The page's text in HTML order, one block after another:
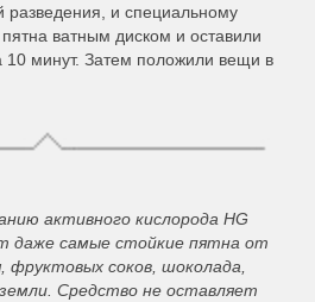
и специальному
пятна ватным диском и оставили
10 минут. Затем положили вещи в
активного кислорода HG
даже самые стойкие пятна от
фруктовых соков, шоколада,
Средство не оставляет